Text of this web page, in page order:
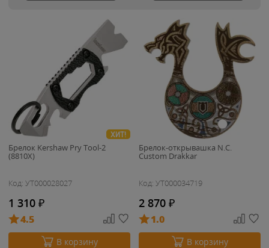
ХИТ!
Брелок Kershaw Pry Tool-2
(8810X)
Код: УТ000028027
1 310 ₽
4.5
В корзину
Брелок-открывашка N.C.
Custom Drakkar
Код: УТ000034719
2 870 ₽
1.0
В корзину